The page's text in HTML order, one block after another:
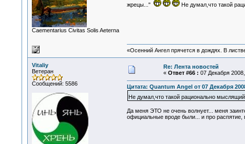
Сaementarius Civitas Solis Aeterna
жрецы..."
Не думал,что такой
«Осенний Ангел прячется в дождях. В
Vitaliy
Ветеран
Сообщений: 5586
Re: Лента новостей
« Ответ #66 : 07 Декабря
Цитата: Quantum Angel от 07 Декабря
Не думал,что такой рационально мыслящий
Да меня ЭТО не очень волнует... меня
официальные вроде были... и про распятие,